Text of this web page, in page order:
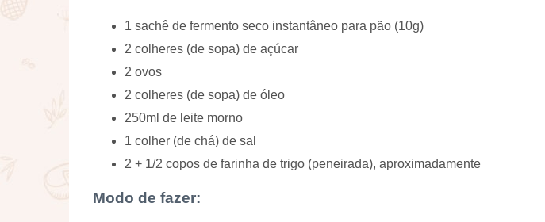
1 sachê de fermento seco instantâneo para pão (10g)
2 colheres (de sopa) de açúcar
2 ovos
2 colheres (de sopa) de óleo
250ml de leite morno
1 colher (de chá) de sal
2 + 1/2 copos de farinha de trigo (peneirada), aproximadamente
Modo de fazer: